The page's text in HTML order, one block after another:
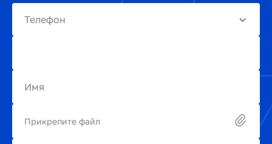
Телефон
Имя
Прикрепите файл